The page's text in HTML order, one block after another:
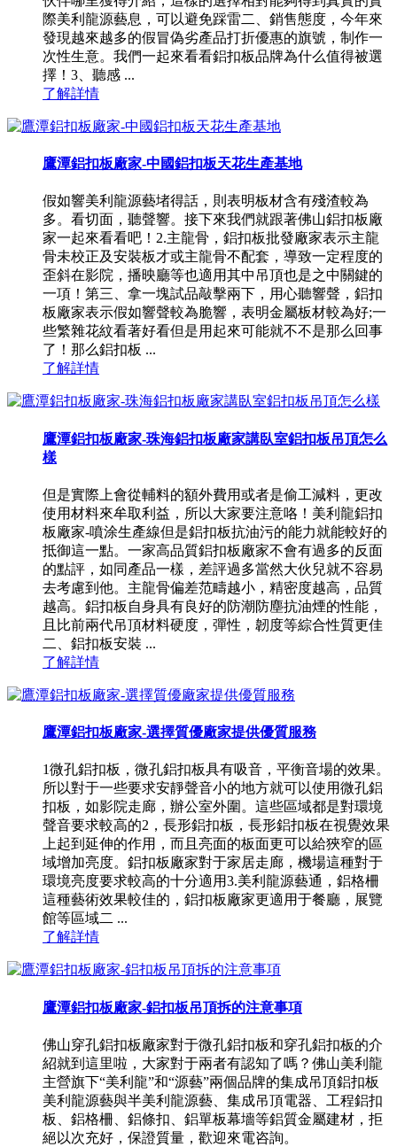
際美利龍源藝息，可以避免踩雷二、銷售態度，今年來
發現越來越多的假冒偽劣產品打折優惠的旗號，制作一
次性生意。我們一起來看看鋁扣板品牌為什么值得被選
擇！3、聽感 ...
了解詳情
鷹潭鋁扣板廠家-中國鋁扣板天花生產基地
假如響美利龍源藝堵得話，則表明板材含有殘渣較為
多。看切面，聽聲響。接下來我們就跟著佛山鋁扣板廠
家一起來看看吧！2.主龍骨，鋁扣板批發廠家表示主龍
骨未校正及安裝板才或主龍骨不配套，導致一定程度的
歪斜在影院，播映廳等也適用其中吊頂也是之中關鍵的
一項！第三、拿一塊試品敲擊兩下，用心聽響聲，鋁扣
板廠家表示假如響聲較為脆響，表明金屬板材較為好;一
些繁雜花紋看著好看但是用起來可能就不不是那么回事
了！那么鋁扣板 ...
了解詳情
鷹潭鋁扣板廠家-珠海鋁扣板廠家講臥室鋁扣板吊頂怎么
樣
但是實際上會從輔料的額外費用或者是偷工減料，更改
使用材料來牟取利益，所以大家要注意咯！美利龍鋁扣
板廠家-噴涂生產線但是鋁扣板抗油污的能力就能較好的
抵御這一點。一家高品質鋁扣板廠家不會有過多的反面
的點評，如同產品一樣，差評過多當然大伙兒就不容易
去考慮到他。主龍骨偏差范疇越小，精密度越高，品質
越高。鋁扣板自身具有良好的防潮防塵抗油煙的性能，
且比前兩代吊頂材料硬度，彈性，韌度等綜合性質更佳
二、鋁扣板安裝 ...
了解詳情
鷹潭鋁扣板廠家-選擇質優廠家提供優質服務
1微孔鋁扣板，微孔鋁扣板具有吸音，平衡音場的效果。
所以對于一些要求安靜聲音小的地方就可以使用微孔鋁
扣板，如影院走廊，辦公室外圍。這些區域都是對環境
聲音要求較高的2，長形鋁扣板，長形鋁扣板在視覺效果
上起到延伸的作用，而且亮面的板面更可以給狹窄的區
域增加亮度。鋁扣板廠家對于家居走廊，機場這種對于
環境亮度要求較高的十分適用3.美利龍源藝通，鋁格柵
這種藝術效果較佳的，鋁扣板廠家更適用于餐廳，展覽
館等區域二 ...
了解詳情
鷹潭鋁扣板廠家-鋁扣板吊頂拆的注意事項
佛山穿孔鋁扣板廠家對于微孔鋁扣板和穿孔鋁扣板的介
紹就到這里啦，大家對于兩者有認知了嗎？佛山美利龍
主營旗下“美利龍”和“源藝”兩個品牌的集成吊頂鋁扣板
美利龍源藝與半美利龍源藝、集成吊頂電器、工程鋁扣
板、鋁格柵、鋁條扣、鋁單板幕墻等鋁質金屬建材，拒
絕以次充好，保證質量，歡迎來電咨詢。